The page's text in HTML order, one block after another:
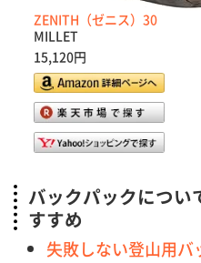
ZENITH（ゼニス）30
MILLET
15,120円
バックパックについ
すすめ
失敗しない登山用